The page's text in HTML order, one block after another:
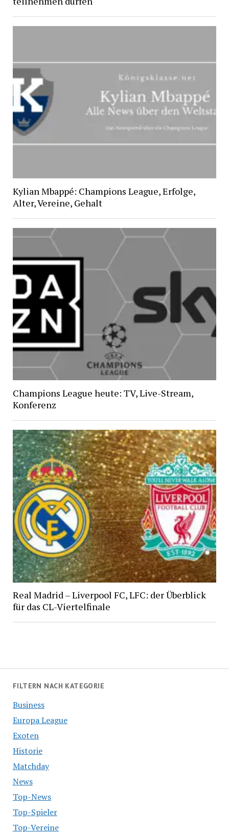
Kylian Mbappé: Champions League, Erfolge,
Alter, Vereine, Gehalt
Champions League heute: TV, Live-Stream,
Konferenz
Real Madrid – Liverpool FC, LFC: der Überblick
für das CL-Viertelfinale
FILTERN NACH KATEGORIE
Business
Europa League
Exoten
Historie
Matchday
News
Top-News
Top-Spieler
Top-Vereine